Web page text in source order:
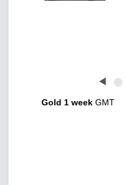
◀ ⬤
Gold 1 week GMT